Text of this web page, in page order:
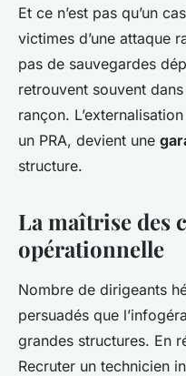
Et ce n’est pas qu’un
victimes d’une attaque
pas de sauvegardes
retrouvent souvent
rançon.
un PRA, devient une
structure.
La maîtrise des
opérationnelle
Nombre de dirigeants
persuadés que
grandes structures. En
Recruter un technicien